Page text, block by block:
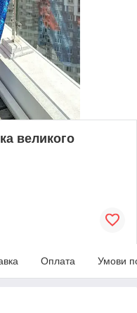
великого
Оплата Умови